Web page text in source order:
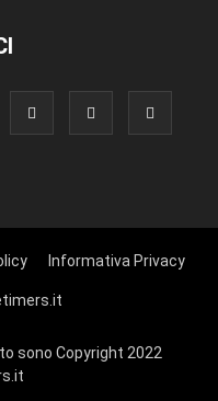
Informativa Privacy
sono Copyright 2022